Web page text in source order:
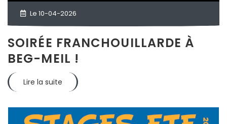
Le 10-04-2026
SOIRÉE FRANCHOUILLARDE À
BEG-MEIL !
Lire la suite